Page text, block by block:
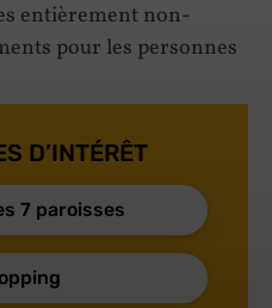
entièrement non-
pour les personnes
D’INTÉRÊT
7 paroisses